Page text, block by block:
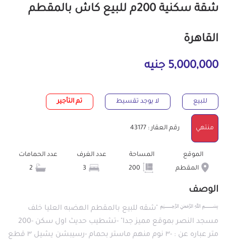
شقة سكنية 200م للبيع كاش بالمقطم
القاهرة
5,000,000 جنيه
للبيع لا يوجد تقسيط تم التأجير
منتهي رقم العقار : 43177
الموقع
المقطم
المساحة
عدد الغرف
عدد الحمامات
الوصف
﷽ "شقه للبيع بالمقطم الهضبه العليا خلف
مسجد النصر بموقع مميز جدا" -تشطيب حديث اول سكن -200
متر عباره عن : -٣ نوم منهم ماستر بحمام -رسيبشن يشيل ٣ قطع